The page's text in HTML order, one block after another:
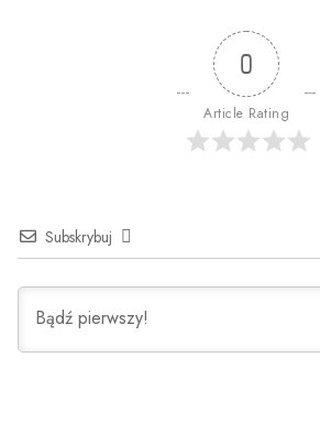
0
Article Rating
Subskrybuj